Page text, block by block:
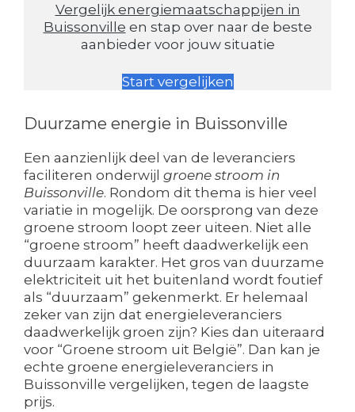
Vergelijk energiemaatschappijen in
Buissonville en stap over naar de beste
aanbieder voor jouw situatie
Start vergelijken
Duurzame energie in Buissonville
Een aanzienlijk deel van de leveranciers
faciliteren onderwijl groene stroom in
Buissonville. Rondom dit thema is hier veel
variatie in mogelijk. De oorsprong van deze
groene stroom loopt zeer uiteen. Niet alle
“groene stroom” heeft daadwerkelijk een
duurzaam karakter. Het gros van duurzame
elektriciteit uit het buitenland wordt foutief
als “duurzaam” gekenmerkt. Er helemaal
zeker van zijn dat energieleveranciers
daadwerkelijk groen zijn? Kies dan uiteraard
voor “Groene stroom uit België”. Dan kan je
echte groene energieleveranciers in
Buissonville vergelijken, tegen de laagste
prijs.